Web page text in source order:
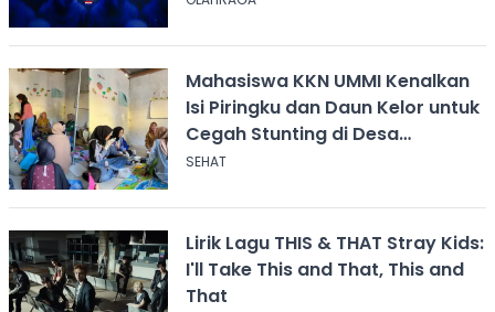
Mahasiswa KKN UMMI Kenalkan
Isi Piringku dan Daun Kelor untuk
Cegah Stunting di Desa
Calingcing
SEHAT
Lirik Lagu THIS & THAT Stray Kids:
I'll Take This and That, This and
That